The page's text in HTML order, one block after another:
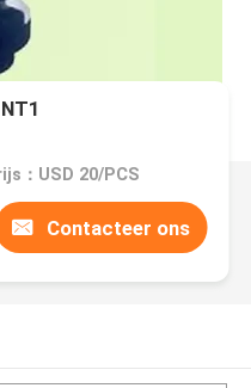
：USD 20/PCS
Contacteer ons